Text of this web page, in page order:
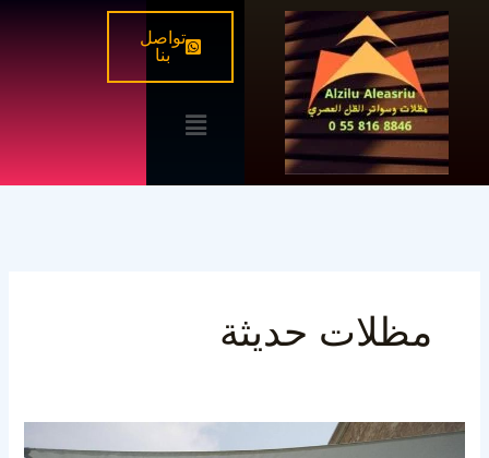
تخطي
المحتوى
تواصل
بنا
القائمة
مظلات حديثة
مظلات